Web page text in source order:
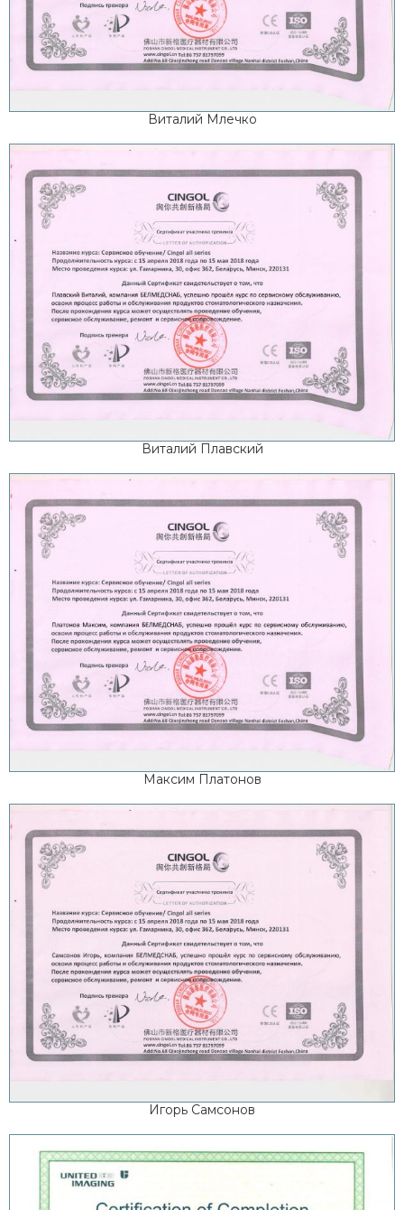
Виталий Млечко
Виталий Плавский
Максим Платонов
Игорь Самсонов